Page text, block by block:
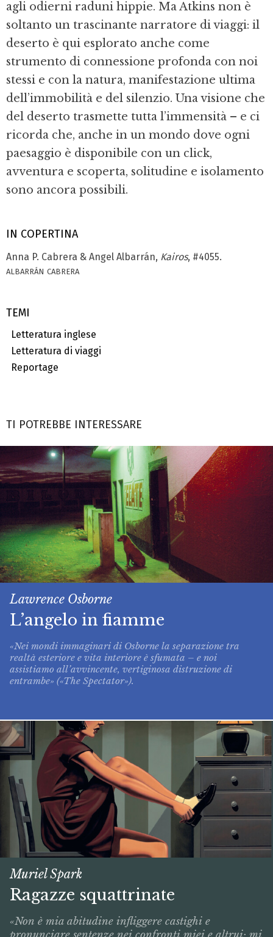
IN COPERTINA
Anna P. Cabrera & Angel Albarrán, Kairos, #4055.
albarrán cabrera
TEMI
Letteratura inglese
Letteratura di viaggi
Reportage
agli odierni raduni hippie. Ma Atkins non è
soltanto un trascinante nar­ratore di viaggi: il
deserto è qui esplorato anche come
strumento di connessione pro­fonda con noi
stessi e con la natura, mani­festazione ultima
dell’immobilità e del si­lenzio. Una visione che
del deserto trasmet­te tutta l’immensità – e ci
ricorda che, anche in un mondo dove ogni
paesaggio è dispo­nibile con un click,
avventura e scoperta, so­litudine e isolamento
sono ancora possibili.
TI POTREBBE INTERESSARE
Lawrence Osborne
L’angelo in fiamme
«Nei mondi immaginari di Osborne la separazione tra
realtà esteriore e vita interiore è sfumata – e noi
assistiamo all’avvincente, vertiginosa distruzione di
entrambe» («The Spectator»).
Muriel Spark
Ragazze squattrinate
«Non è mia abitudine infliggere castighi e